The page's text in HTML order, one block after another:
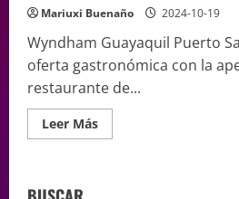
Mariuxi Buenaño 2024-10-19
Wyndham Guayaquil Puerto
oferta gastronómica con la
restaurante de...
Leer Más